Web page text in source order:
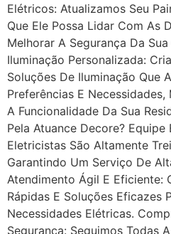
Elétricos: Atualizamos Seu
Que Ele Possa Lidar Com As
Melhorar A Segurança Da
Iluminação Personalizada:
Soluções De Iluminação Que
Preferências E
A Funcionalidade Da Sua
Pela Atuance Decore?
Eletricistas São Altamente
Garantindo Um Serviço De
Atendimento Ágil E Eficiente:
Rápidas E Soluções Eficazes
Necessidades Elétricas.
Segurança: Seguimos Todas